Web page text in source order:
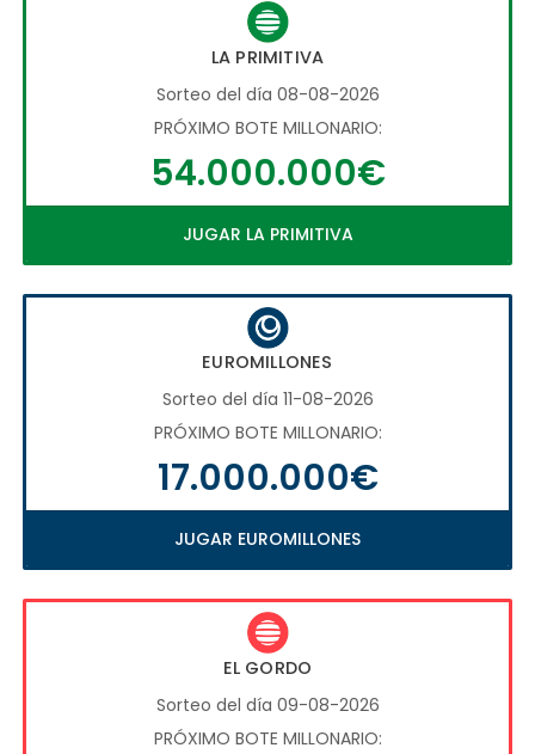
LA PRIMITIVA
Sorteo del día 08-08-2026
PRÓXIMO BOTE MILLONARIO:
54.000.000€
JUGAR LA PRIMITIVA
EUROMILLONES
Sorteo del día 11-08-2026
PRÓXIMO BOTE MILLONARIO:
17.000.000€
JUGAR EUROMILLONES
EL GORDO
Sorteo del día 09-08-2026
PRÓXIMO BOTE MILLONARIO: